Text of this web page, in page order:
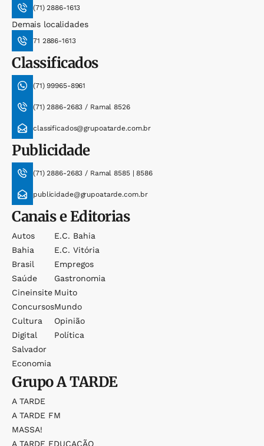
(71) 2886-1613
Demais localidades
71 2886-1613
Classificados
(71) 99965-8961
(71) 2886-2683 / Ramal 8526
classificados@grupoatarde.com.br
Publicidade
(71) 2886-2683 / Ramal 8585 | 8586
publicidade@grupoatarde.com.br
Canais e Editorias
Autos
Bahia
Brasil
Saúde
Cineinsite
Concursos
Cultura
Digital
Salvador
Economia
E.c. Bahia
E.c. Vitória
Empregos
Gastronomia
Muito
Mundo
Opinião
Política
GrupoA TARDE
A TARDE
A TARDE FM
MASSA!
A TARDE EDUCAÇÃO